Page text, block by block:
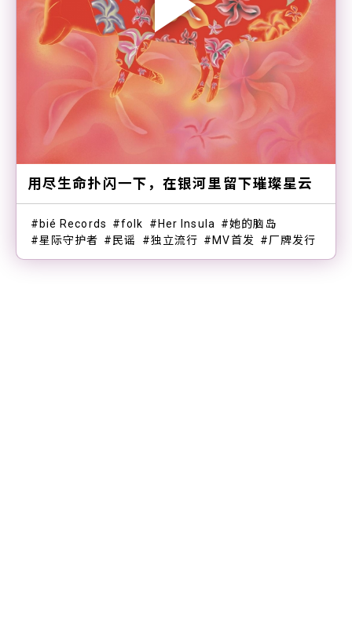
用尽生命扑闪一下，在银河里留下璀璨星云
bié Records folk Her Insula
她的脑岛
星际守护者
民谣 独立流行 MV首发 厂牌发行